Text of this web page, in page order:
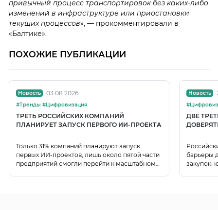
привычный процесс транспортировок без каких-либо
изменений в инфраструктуре или приостановки
текущих процессов», — прокомментировали в
«Балтике».
ПОХОЖИЕ ПУБЛИКАЦИИ
Новость 03.08.2026
#Тренды #Цифровизация
ТРЕТЬ РОССИЙСКИХ КОМПАНИЙ
ПЛАНИРУЕТ ЗАПУСК ПЕРВОГО ИИ-ПРОЕКТА
Только 31% компаний планируют запуск
первых ИИ-проектов, лишь около пятой части
предприятий смогли перейти к масштабному
Новость
ДВЕ
барьеры
закупок: